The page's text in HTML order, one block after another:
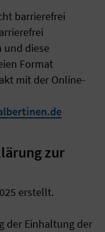
barrierefrei
und diese
Format
mit der Online-
zur
erstellt.
der Einhaltung der